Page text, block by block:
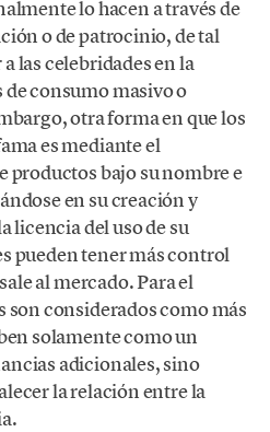
lo hacen a través de
o de patrocinio, de tal
las celebridades en la
consumo masivo o
otra forma en que los
es mediante el
productos bajo su nombre e
en su creación y
licencia del uso de su
pueden tener más control
al mercado. Para el
considerados como más
solamente como un
adicionales, sino
la relación entre la